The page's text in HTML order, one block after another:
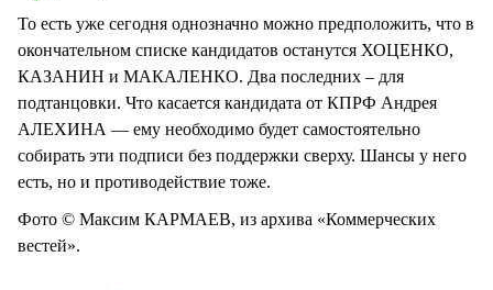
То есть уже сегодня однозначно можно предположить, что в
окончательном списке кандидатов останутся ХОЦЕНКО,
КАЗАНИН и МАКАЛЕНКО. Два последних – для
подтанцовки. Что касается кандидата от КПРФ Андрея
АЛЕХИНА — ему необходимо будет самостоятельно
собирать эти подписи без поддержки сверху. Шансы у него
есть, но и противодействие тоже.
Фото © Максим КАРМАЕВ, из архива «Коммерческих
вестей».